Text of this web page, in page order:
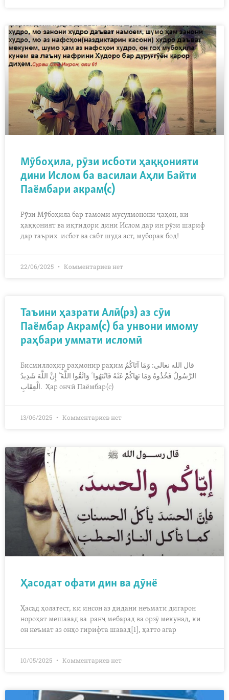
Мӯбоҳила, рӯзи исботи ҳаққонияти
дини Ислом ба василаи Аҳли Байти
Паёмбари акрам(с)
Рӯзи Мӯбоҳила бар тамоми мусулмонони ҷаҳон, ки
ҳаққоният ва иқтидори дини Ислом дар ин рӯзи шариф
дар таърих исбот ва сабт шуда аст, муборак бод!
22/06/2025 Комментариев нет
Таъини ҳазрати Алӣ(рз) аз сӯи
Паёмбар Акрам(с) ба унвони имому
раҳбари уммати исломӣ
Бисмиллоҳир раҳмонир раҳим قال الله نعالی: وَمَا آتَاكُمُ
الرَّسُولُ فَخُذُوهُ وَمَا نَهَاكُمْ عَنْهُ فَانْتَهُوا ۚ وَاتَّقُوا اللَّهَ ۖ إِنَّ اللَّهَ شَدِيدُ
الْعِقَابِ. Ҳар ончӣ Паёмбар(с)
13/06/2025 Комментариев нет
Ҳасодат офати дин ва дӯнё
Ҳасад ҳолатест, ки инсон аз дидани неъмати дигарон
нороҳат мешавад ва ранҷ мебарад ва орзӯ мекунад, ки
он неъмат аз онҳо гирифта шавад[1], ҳатто агар
10/05/2025 Комментариев нет